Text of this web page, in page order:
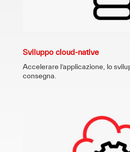
Sviluppo cloud-native
Accelerare l’applicazione, lo
consegna.